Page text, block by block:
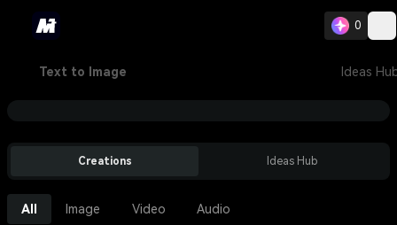
0
Text to Image Ideas
Creations Ideas Hub
All Image Video Audio